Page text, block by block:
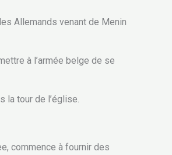
Allemands venant de Menin
à l’armée belge de se
la tour de l’église.
commence à fournir des